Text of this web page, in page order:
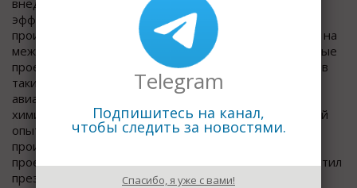
эффективность бизнеса, получить рост
производительности и конкурентные преимущества на
международном рынке. Уже сегодня мы ведем крупные
проекты по цифровой трансформации производства в
таких отраслях, как машиностроение, энергетика,
авиастроение,
, сельское хозяйство и
химическая отрасль. Уверен, многолетний экспертный
опыт наших компаний позволит российским
производителям реализовать высокотехнологичные
проекты на благо развития экономики России, – отметил
президент группы "Борлас" Алексей Ананьин.
Telegram
Подпишитесь на канал,
чтобы следить за новостями.
Спасибо, я уже с вами!